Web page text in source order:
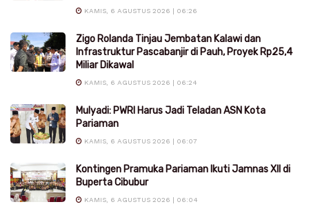
KAMIS, 6 AGUSTUS 2026 | 06:26
Zigo Rolanda Tinjau Jembatan Kalawi dan
Infrastruktur Pascabanjir di Pauh, Proyek Rp25,4
Miliar Dikawal
KAMIS, 6 AGUSTUS 2026 | 06:24
Mulyadi: PWRI Harus Jadi Teladan ASN Kota
Pariaman
KAMIS, 6 AGUSTUS 2026 | 06:07
Kontingen Pramuka Pariaman Ikuti Jamnas XII di
Buperta Cibubur
KAMIS, 6 AGUSTUS 2026 | 06:04